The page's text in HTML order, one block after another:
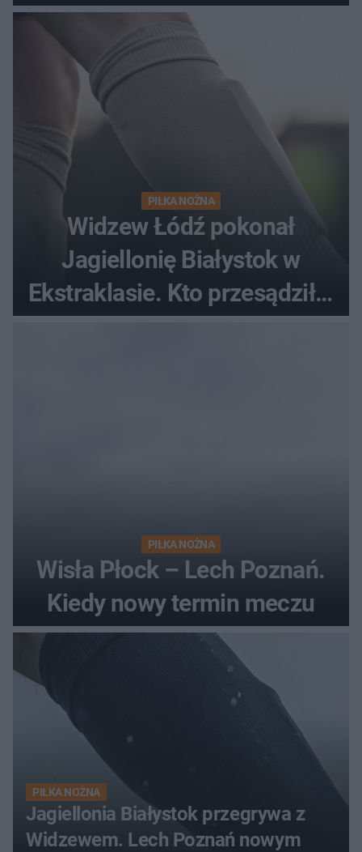
gości
PIŁKA NOŻNA
Widzew Łódź pokonał
Jagiellonię Białystok w
Ekstraklasie. Kto przesądził o
losach meczu?
PIŁKA NOŻNA
Wisła Płock – Lech Poznań.
Kiedy nowy termin meczu
PIŁKA NOŻNA
Jagiellonia Białystok przegrywa z
Widzewem. Lech Poznań nowym